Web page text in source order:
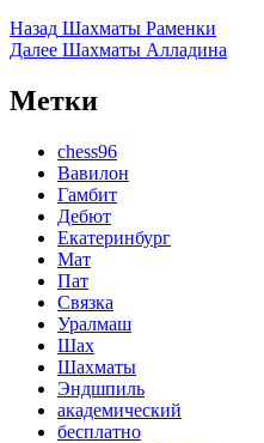
Навигация
по
записям
Назад Предыдущая
запись:
Шахматы Раменки
Далее Следующая
Шахматы Алладина
Метки
chess96
Вавилон
Гамбит
Дебют
Екатеринбург
Мат
Пат
Связка
Уралмаш
Шах
Шахматы
Эндшпиль
академический
бесплатно